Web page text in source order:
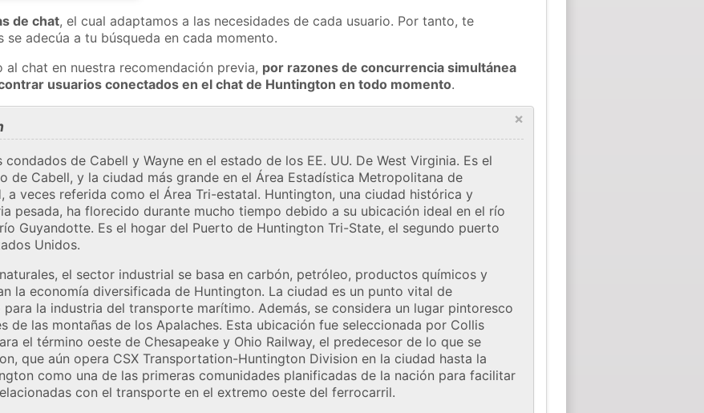
de chat, el cual adaptamos a las necesidades de cada usuario. Por tanto, te
adecúa a tu búsqueda en cada momento.
chat en nuestra recomendación previa, por razones de concurrencia simultánea
usuarios conectados en el chat de Huntington en todo momento.
×
de Cabell y Wayne en el estado de los EE. UU. De West Virginia. Es el
de Cabell, y la ciudad más grande en el Área Estadística Metropolitana de
a veces referida como el Área Tri-estatal. Huntington, una ciudad histórica y
pesada, ha florecido durante mucho tiempo debido a su ubicación ideal en el río
Guyandotte. Es el hogar del Puerto de Huntington Tri-State, el segundo puerto
Unidos.
el sector industrial se basa en carbón, petróleo, productos químicos y
la economía diversificada de Huntington. La ciudad es un punto vital de
la industria del transporte marítimo. Además, se considera un lugar pintoresco
de las montañas de los Apalaches. Esta ubicación fue seleccionada por Collis
el término oeste de Chesapeake y Ohio Railway, el predecesor de lo que se
que aún opera CSX Transportation-Huntington Division en la ciudad hasta la
como una de las primeras comunidades planificadas de la nación para facilitar
con el transporte en el extremo oeste del ferrocarril.